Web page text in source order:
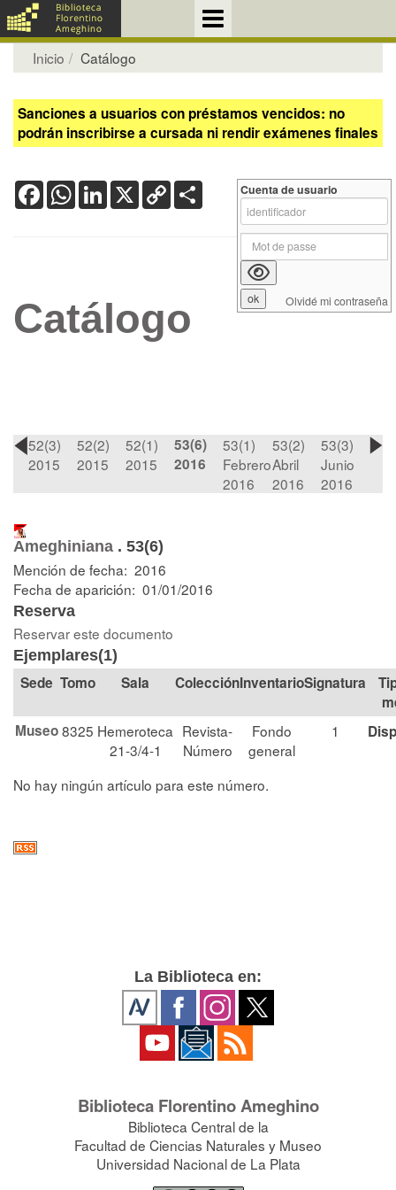
Inicio Catálogo
Sanciones a usuarios con préstamos vencidos: no
podrán inscribirse a cursada ni rendir exámenes finales
FacebookWhatsApp
LinkedIn
X Copy
Link
Catálogo
52(3)
2015
52(2)
2015
52(1)
2015
53(6)
2016
53(1)
Febrero
2016
53(2)
Abril
2016
53(3)
Junio
2016
Ameghiniana . 53(6)
Mención de fecha: 2016
Fecha de aparición: 01/01/2016
Reserva
Reservar este documento
Ejemplares(1)
Tomo Sala Colección Signatura
Museo8325 Hemeroteca
21-3/4-1
Revista-
Número
Fondo
general
1
No hay ningún artículo para este número.
Cuenta de usuario
Olvidé mi contraseña
La Biblioteca en:
Biblioteca Florentino Ameghino
Biblioteca Central de la
Facultad de Ciencias Naturales y Museo
Universidad Nacional de La Plata